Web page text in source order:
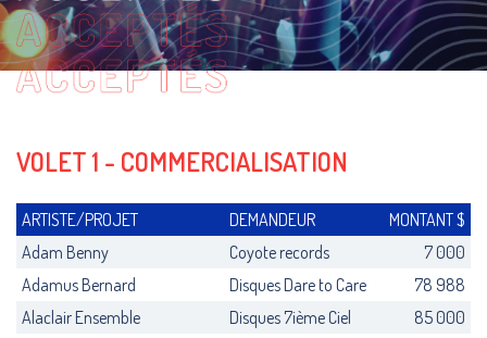
VOLET 1 - COMMERCIALISATION
ARTISTE/PROJET DEMANDEUR
MONTANT $
Adam Benny
Coyote records
7 000
Adamus Bernard
Disques Dare to Care
78 988
Alaclair Ensemble
Disques 7ième Ciel
85 000